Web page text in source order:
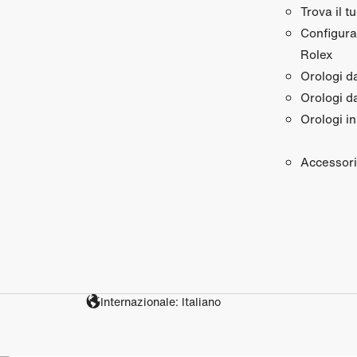
Trova il
Rolex
Orologi
Orologi
Orologi
Accessori
Internazionale: Italiano